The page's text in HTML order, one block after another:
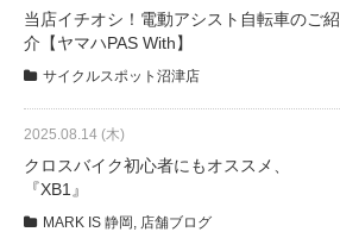
イベント
特集
メディア
当店イチオシ！電動アシスト自転車のご紹
介【ヤマハPAS With】
サイクルスポット沼津店
2025.08.14 (木)
クロスバイク初心者にもオススメ、
『XB1』
MARK IS 静岡, 店舗ブログ